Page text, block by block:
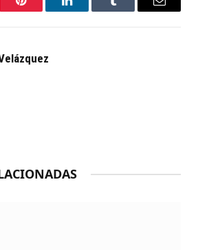
Pinterest LinkedInTumblr Email